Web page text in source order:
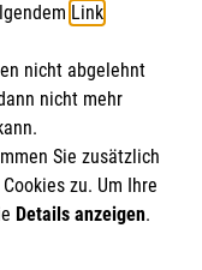
89
Link.
nicht abgelehnt
nicht mehr
Sie zusätzlich
zu. Um Ihre
Details anzeigen.